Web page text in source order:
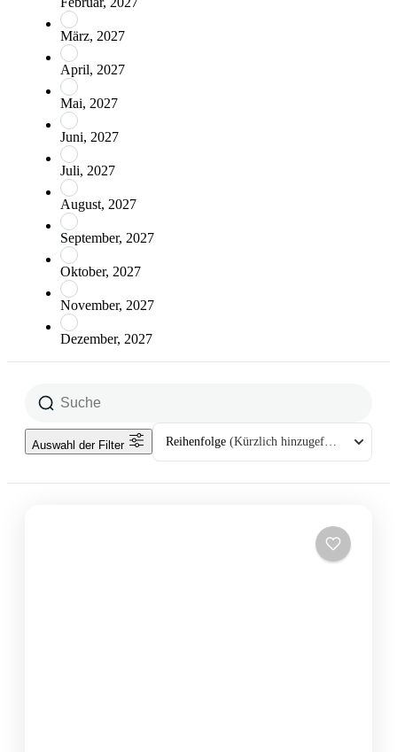
März, 2027
April, 2027
Mai, 2027
Juni, 2027
Juli, 2027
August, 2027
September, 2027
Oktober, 2027
November, 2027
Dezember, 2027
Reihenfolge
Auswahl der Filter